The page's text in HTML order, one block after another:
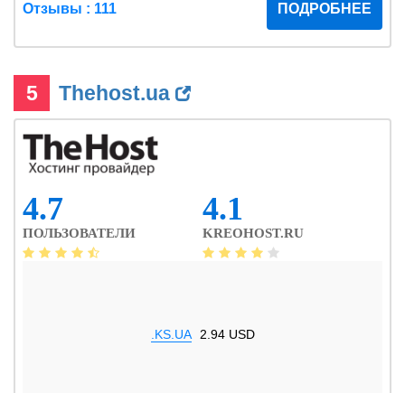
Отзывы : 111 ПОДРОБНЕЕ
5 Thehost.ua
4.7
ПОЛЬЗОВАТЕЛИ
4.1
KREOHOST.RU
.KS.UA 2.94 USD